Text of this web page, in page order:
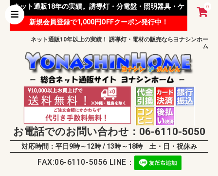
0
ネット通販18年の実績。誘導灯・分電盤・照明器具・ケ
ーブル等 様々な資材を取り扱っています。
新規会員登録で1,000円OFFクーポン発行中！
ネット通販10年以上の実績！ 誘導灯・電材の販売ならヨナシンホー
ム
お電話でのお問い合わせ：06-6110-5050
対応時間：平日9時～12時 / 13時～18時 土・日・祝休み
FAX:06-6110-5056 LINE：